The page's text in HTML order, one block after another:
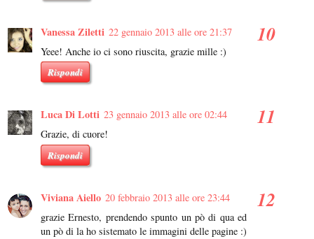
Vanessa Ziletti 22 gennaio 2013 alle ore 21:37
Yeee! Anche io ci sono riuscita, grazie mille :)
Rispondi
Luca Di Lotti 23 gennaio 2013 alle ore 02:44
Grazie, di cuore!
Rispondi
Viviana Aiello 20 febbraio 2013 alle ore 23:44
grazie Ernesto, prendendo spunto un pò di qua ed
un pò di la ho sistemato le immagini delle pagine :)